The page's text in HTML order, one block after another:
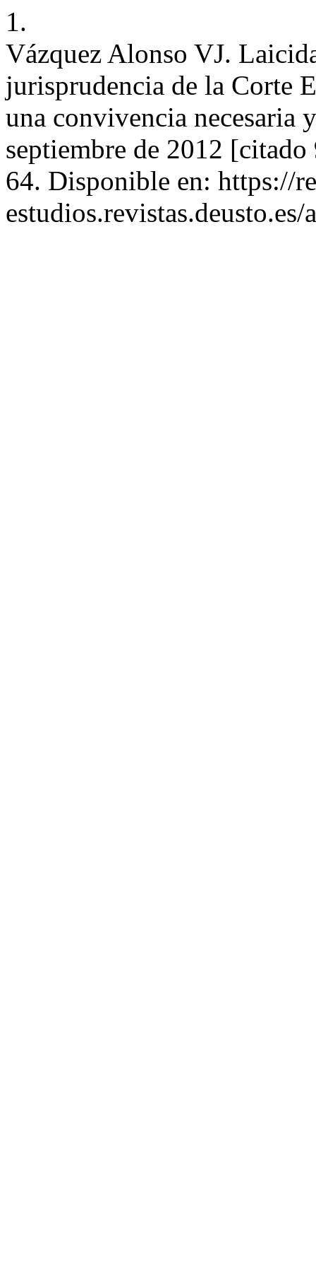
1.
Vázquez Alonso VJ.
jurisprudencia de la Corte
una convivencia
septiembre de 2012
64. Disponible en: https://